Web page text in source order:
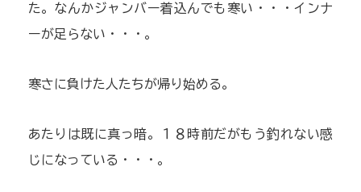
た。なんかジャンバー着込んでも寒い・・・インナ
ーが足らない・・・。
寒さに負けた人たちが帰り始める。
あたりは既に真っ暗。１８時前だがもう釣れない感
じになっている・・・。